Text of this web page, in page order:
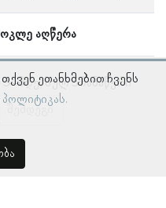
აღწერა
5–მდე, სულ 5 ჩანაწერი
შემდეგი
ეთანხმებით ჩვენს
პოლიტიკას.